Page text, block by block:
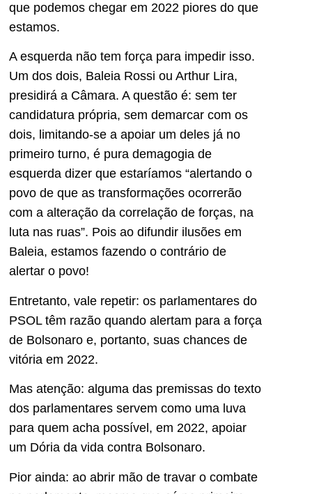
que podemos chegar em 2022 piores do que
estamos.
A esquerda não tem força para impedir isso.
Um dos dois, Baleia Rossi ou Arthur Lira,
presidirá a Câmara. A questão é: sem ter
candidatura própria, sem demarcar com os
dois, limitando-se a apoiar um deles já no
primeiro turno, é pura demagogia de
esquerda dizer que estaríamos “alertando o
povo de que as transformações ocorrerão
com a alteração da correlação de forças, na
luta nas ruas”. Pois ao difundir ilusões em
Baleia, estamos fazendo o contrário de
alertar o povo!
Entretanto, vale repetir: os parlamentares do
PSOL têm razão quando alertam para a força
de Bolsonaro e, portanto, suas chances de
vitória em 2022.
Mas atenção: alguma das premissas do texto
dos parlamentares servem como uma luva
para quem acha possível, em 2022, apoiar
um Dória da vida contra Bolsonaro.
Pior ainda: ao abrir mão de travar o combate